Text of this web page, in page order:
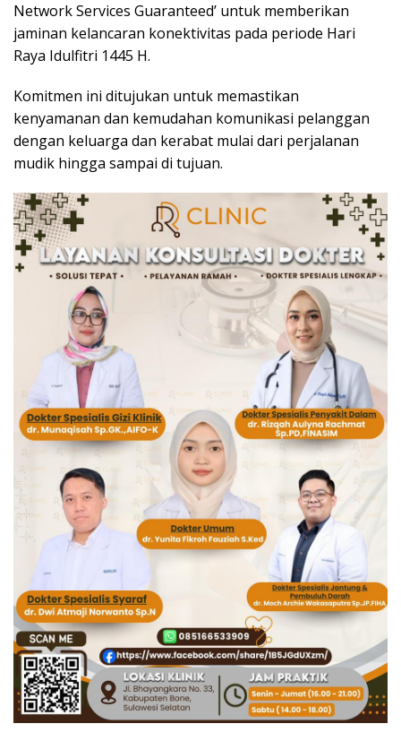
Network Services Guaranteed’ untuk memberikan
jaminan kelancaran konektivitas pada periode Hari
Raya Idulfitri 1445 H.
Komitmen ini ditujukan untuk memastikan
kenyamanan dan kemudahan komunikasi pelanggan
dengan keluarga dan kerabat mulai dari perjalanan
mudik hingga sampai di tujuan.